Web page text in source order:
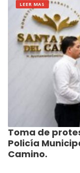
LEER MAS
Toma de
Policía
Camino.